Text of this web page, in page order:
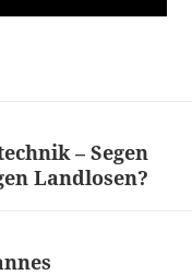
– Segen
Landlosen?